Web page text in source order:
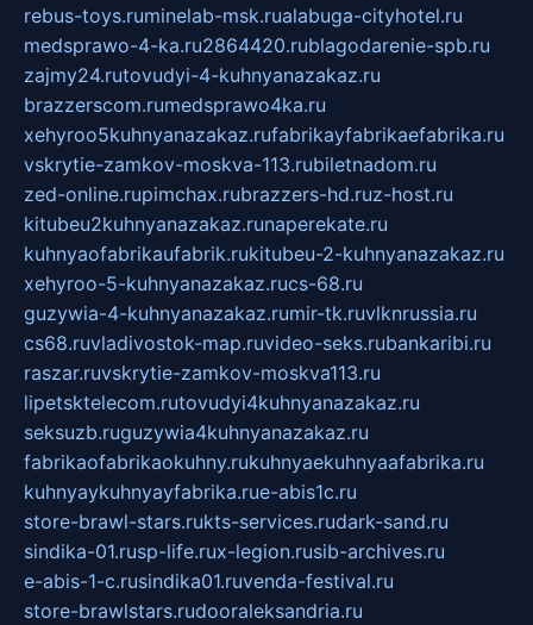
rebus-toys.ruminelab-msk.rualabuga-cityhotel.ru
medsprawo-4-ka.ru2864420.rublagodarenie-spb.ru
zajmy24.rutovudyi-4-kuhnyanazakaz.ru
brazzerscom.rumedsprawo4ka.ru
xehyroo5kuhnyanazakaz.rufabrikayfabrikaefabrika.ru
vskrytie-zamkov-moskva-113.rubiletnadom.ru
zed-online.rupimchax.rubrazzers-hd.ruz-host.ru
kitubeu2kuhnyanazakaz.runaperekate.ru
kuhnyaofabrikaufabrik.rukitubeu-2-kuhnyanazakaz.ru
xehyroo-5-kuhnyanazakaz.rucs-68.ru
guzywia-4-kuhnyanazakaz.rumir-tk.ruvlknrussia.ru
cs68.ruvladivostok-map.ruvideo-seks.rubankaribi.ru
raszar.ruvskrytie-zamkov-moskva113.ru
lipetsktelecom.rutovudyi4kuhnyanazakaz.ru
seksuzb.ruguzywia4kuhnyanazakaz.ru
fabrikaofabrikaokuhny.rukuhnyaekuhnyaafabrika.ru
kuhnyaykuhnyayfabrika.rue-abis1c.ru
store-brawl-stars.rukts-services.rudark-sand.ru
sindika-01.rusp-life.rux-legion.rusib-archives.ru
e-abis-1-c.rusindika01.ruvenda-festival.ru
store-brawlstars.rudooraleksandria.ru